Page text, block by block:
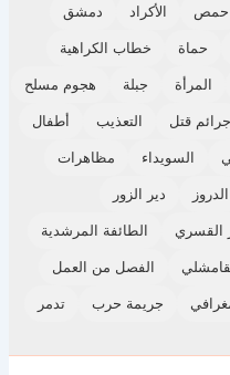
حمص الأكراد دمشق
حماة خطاب الكراهية
المرأة جبلة هجوم مسلح
جرائم قتل التعذيب أطفال
السويداء مظاهرات
الدروز دير الزور
القسري الطائفة المرشدية
الفصل من العمل
جريمة حرب تدمر